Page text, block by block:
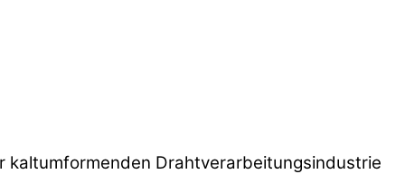
kaltumformenden Drahtverarbeitungsindustrie